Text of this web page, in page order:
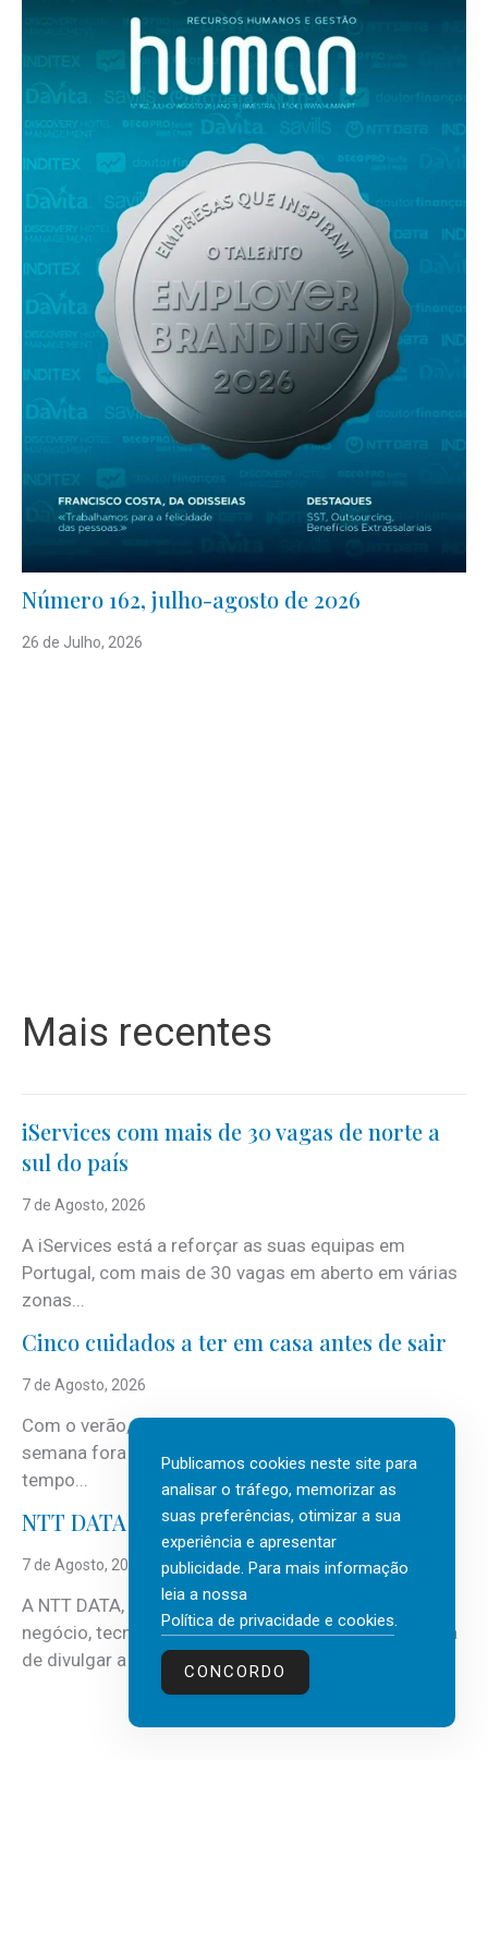
Número 162, julho-agosto de 2026
26 de Julho, 2026
Mais recentes
iServices com mais de 30 vagas de norte a
sul do país
7 de Agosto, 2026
A iServices está a reforçar as suas equipas em
Portugal, com mais de 30 vagas em aberto em várias
zonas...
Cinco cuidados a ter em casa antes de sair
7 de Agosto, 2026
Com o verão, chegam também as férias, os fins-de-
semana fora e os dias em que a casa fica mais
tempo...
NTT DATA Insurtech Global Outlook 2026
7 de Agosto, 2026
A NTT DATA, consultora global em serviços de
negócio, tecnologia e inteligência artificial (IA), acaba
de divulgar a mais recente...
Publicamos cookies neste site para
analisar o tráfego, memorizar as
suas preferências, otimizar a sua
experiência e apresentar
publicidade. Para mais informação
leia a nossa
Política de privacidade e cookies.
CONCORDO